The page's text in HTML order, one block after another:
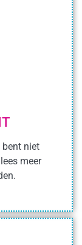
bent niet
meer